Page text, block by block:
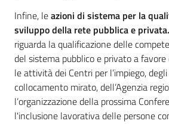
Infine, leazioni di sistema per la
sviluppo della rete pubblica e privata.
riguarda la qualificazione delle
del sistema pubblico e privato a
le attività dei Centri per l’impiego,
collocamento mirato, dell’Agenzia
l’organizzazione della prossima
l'inclusione lavorativa delle persone